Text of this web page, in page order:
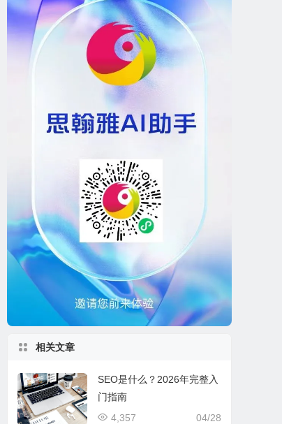
相关文章
SEO是什么？2026年完整入
门指南
04/28
4,357